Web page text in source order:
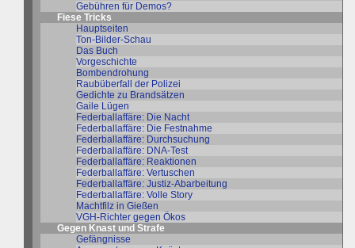
Gebühren für Demos?
Fiese Tricks
Hauptseiten
Ton-Bilder-Schau
Das Buch
Vorgeschichte
Bombendrohung
Raubüberfall der Polizei
Gedichte zu Brandsätzen
Gaile Lügen
Federballaffäre: Die Nacht
Federballaffäre: Die Festnahme
Federballaffäre: Durchsuchung
Federballaffäre: DNA-Test
Federballaffäre: Reaktionen
Federballaffäre: Vertuschen
Federballaffäre: Justiz-Abarbeitung
Federballaffäre: Volle Story
Machtfilz in Gießen
VGH-Richter gegen Ökos
Gegen Knast und Strafe
Gefängnisse